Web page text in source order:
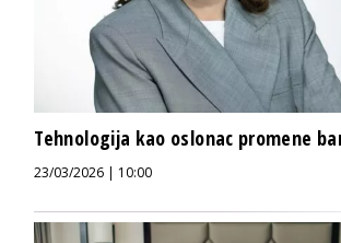
Tehnologija kao oslonac promene
23/03/2026 | 10:00